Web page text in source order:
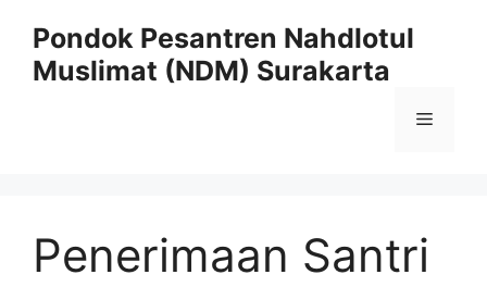
content
Pondok Pesantren Nahdlotul
Muslimat (NDM) Surakarta
Menu
Penerimaan Santri